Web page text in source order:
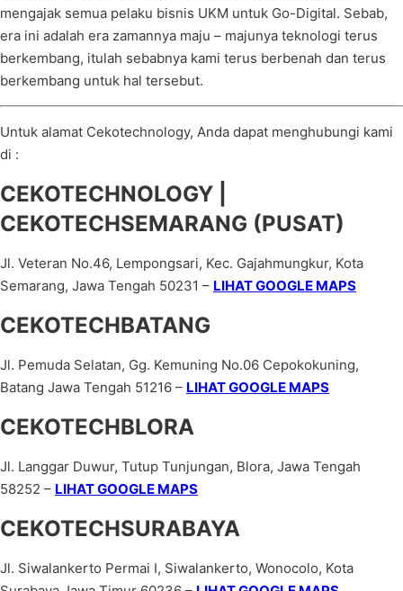
mengajak semua pelaku bisnis UKM untuk Go-Digital. Sebab,
era ini adalah era zamannya maju – majunya teknologi terus
berkembang, itulah sebabnya kami terus berbenah dan terus
berkembang untuk hal tersebut.
Untuk alamat Cekotechnology, Anda dapat menghubungi kami
di :
CEKOTECHNOLOGY |
CEKOTECHSEMARANG (PUSAT)
Jl. Veteran No.46, Lempongsari, Kec. Gajahmungkur, Kota
Semarang, Jawa Tengah 50231 – LIHAT GOOGLE MAPS
CEKOTECHBATANG
Jl. Pemuda Selatan, Gg. Kemuning No.06 Cepokokuning,
Batang Jawa Tengah 51216 – LIHAT GOOGLE MAPS
CEKOTECHBLORA
Jl. Langgar Duwur, Tutup Tunjungan, Blora, Jawa Tengah
58252 – LIHAT GOOGLE MAPS
CEKOTECHSURABAYA
Jl. Siwalankerto Permai I, Siwalankerto, Wonocolo, Kota